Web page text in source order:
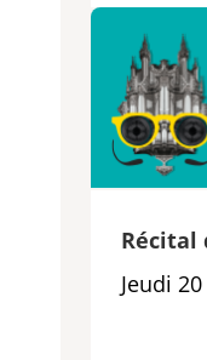
Récital
Jeudi